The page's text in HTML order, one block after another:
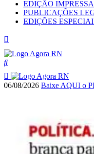
EDIÇÃO IMPRESSA
PUBLICAÇÕES
EDIÇÕES
06/08/2026 Baixe AQUI o